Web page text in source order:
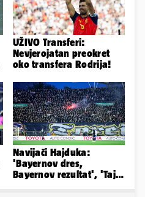
UŽIVO Transferi:
Nevjerojatan preokret
oko transfera Rodrija!
Navijači Hajduka:
'Bayernov dres,
Bayernov rezultat', 'Taj